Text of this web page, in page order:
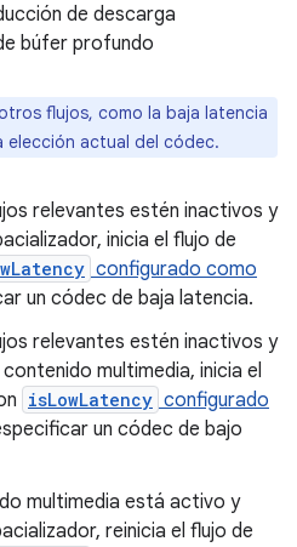
de descarga
búfer profundo
flujos, como la baja latencia
elección actual del códec.
relevantes estén inactivos y
inicia el flujo de
configurado como
un códec de baja latencia.
relevantes estén inactivos y
multimedia, inicia el
isLowLatency configurado
un códec de bajo
multimedia está activo y
reinicia el flujo de